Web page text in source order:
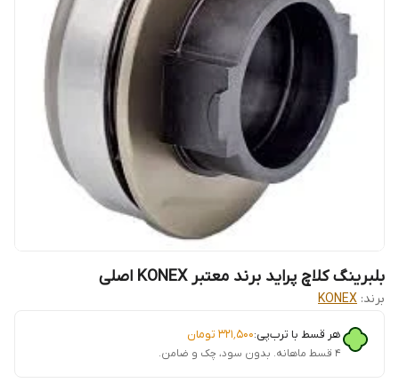
بلبرینگ کلاچ پراید برند معتبر KONEX اصلی
برند: KONEX
هر قسط با ترب‌پی:۳۲۱٬۵۰۰ تومان
۴ قسط ماهانه. بدون سود، چک و ضامن.